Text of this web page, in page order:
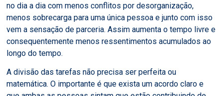
no dia a dia com menos conflitos por desorganização,
menos sobrecarga para uma única pessoa e junto com isso
vem a sensação de parceria. Assim aumenta o tempo livre e
consequentemente menos ressentimentos acumulados ao
longo do tempo.
A divisão das tarefas não precisa ser perfeita ou
matemática. O importante é que exista um acordo claro e